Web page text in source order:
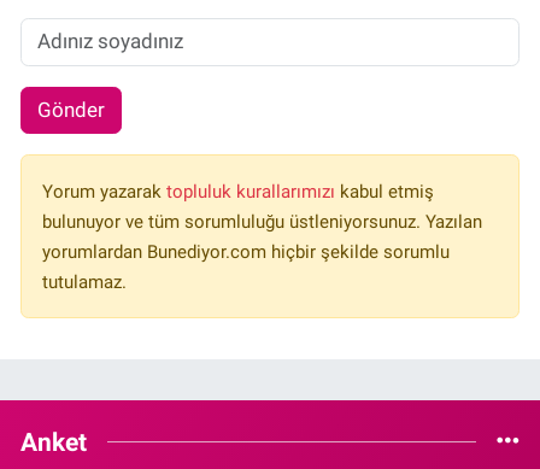
Gönder
Yorum yazarak topluluk kurallarımızı kabul etmiş
bulunuyor ve tüm sorumluluğu üstleniyorsunuz. Yazılan
yorumlardan Bunediyor.com hiçbir şekilde sorumlu
tutulamaz.
Anket